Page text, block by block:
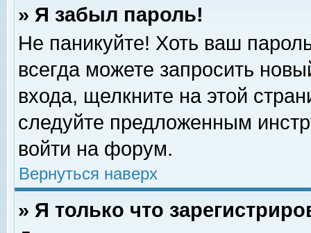
» Я забыл пароль!
Не паникуйте! Хоть ваш
всегда можете запросить
входа, щелкните на этой
следуйте предложенным
войти на форум.
Вернуться наверх
» Я только что